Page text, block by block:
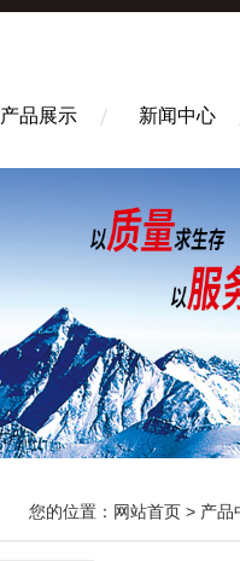
产品展示 新闻中心
您的位置： 网站首页 > 产品